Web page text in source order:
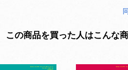
この商品を買った人はこんな